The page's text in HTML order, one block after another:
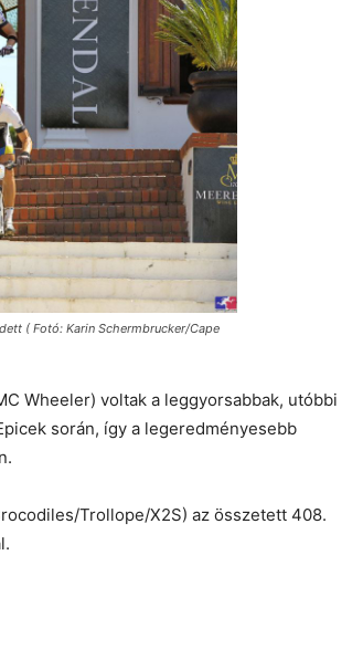
( Fotó: Karin Schermbrucker/Cape
Wheeler) voltak a leggyorsabbak, utóbbi
során, így a legeredményesebb
Trollope/X2S) az összetett 408.